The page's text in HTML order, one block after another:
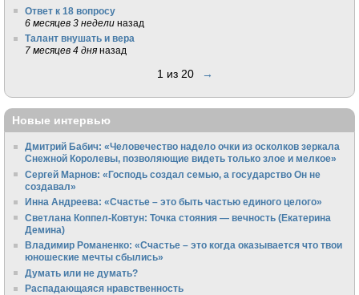
Ответ к 18 вопросу
6 месяцев 3 недели назад
Талант внушать и вера
7 месяцев 4 дня назад
1 из 20 →
Новые интервью
Дмитрий Бабич: «Человечество надело очки из осколков зеркала
Снежной Королевы, позволяющие видеть только злое и мелкое»
Сергей Марнов: «Господь создал семью, а государство Он не
создавал»
Инна Андреева: «Счастье – это быть частью единого целого»
Светлана Коппел-Ковтун: Точка стояния — вечность (Екатерина
Демина)
Владимир Романенко: «Счастье – это когда оказывается что твои
юношеские мечты сбылись»
Думать или не думать?
Распадающаяся нравственность